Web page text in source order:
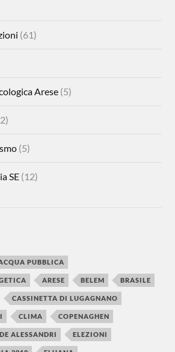
(61)
Arese (5)
(5)
SE (12)
PUBBLICA
ARESE BELEM BRASILE
CASSINETTA DI LUGAGNANO
CLIMA COPENAGHEN
DE ALESSANDRI ELEZIONI